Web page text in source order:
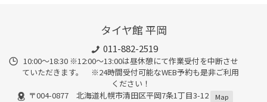
タイヤ館 平岡
011-882-2519
10:00～18:30 ※12:00～13:00は昼休憩にて作業受付を中断させ
ていただきます。 ※24時間受付可能なWEB予約も是非ご利用
ください！
〒004-0877 北海道札幌市清田区平岡7条1丁目3-12
Map